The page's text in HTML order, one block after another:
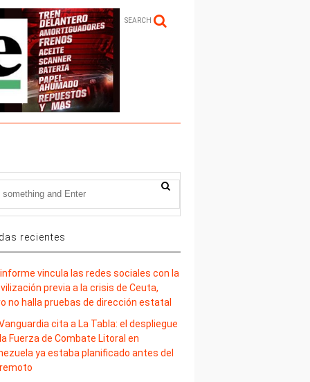
SEARCH
recientes
vincula las redes sociales con la
previa a la crisis de Ceuta,
no halla pruebas de dirección estatal
cita a La Tabla: el despliegue
Fuerza de Combate Litoral en
ya estaba planificado antes del